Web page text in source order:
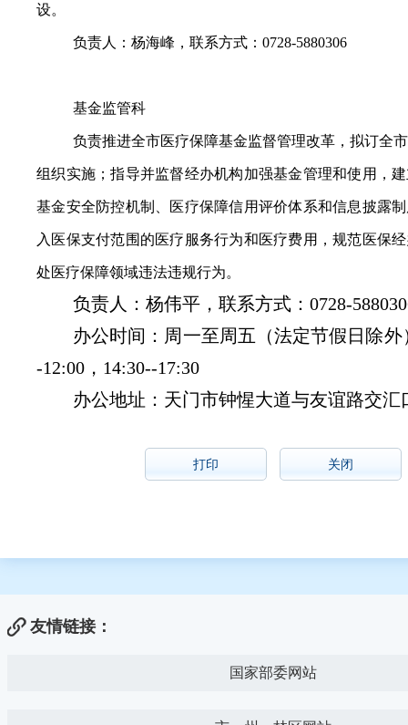
设。
负责人：杨海峰，联系方式：0728-5880306
基金监管科
负责推进全市医疗保障基金监督管理改革，拟订全
组织实施；指导并监督经办机构加强基金管理和使用，
基金安全防控机制、医疗保障信用评价体系和信息披露
入医保支付范围的医疗服务行为和医疗费用，规范医保
处医疗保障领域违法违规行为。
负责人：杨伟平，联系方式：0728-
办公时间：周一至周五（法定节假日除外
-12:00，14:30--17:30
办公地址：天门市钟惺大道与友谊路交汇
打印 关闭
友情链接：
国家部委网站